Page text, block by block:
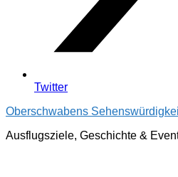
Twitter
Oberschwabens
Ausflugsziele, Geschichte &